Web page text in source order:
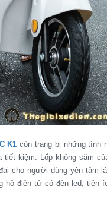
K1 còn trang bị những tính
kiệm. Lốp không săm
cho người dùng yên tâm
hồ điện tử có đèn led, tiện